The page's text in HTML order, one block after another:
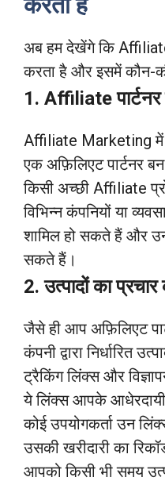
अब हम देखेंगे कि
करता है और इसमें कौन-
1. Affiliate
Affiliate Marketing में
एक अफ़िलिएट पार्टनर
किसी अच्छी Affiliate
विभिन्न कंपनियों या
शामिल हो सकते हैं और
सकते हैं।
2. उत्पादों का
जैसे ही आप अफ़िलिएट
कंपनी द्वारा निर्धारित
ट्रैकिंग लिंक्स और
ये लिंक्स आपके
कोई उपयोगकर्ता उन
उसकी खरीदारी का
आपको किसी भी समय